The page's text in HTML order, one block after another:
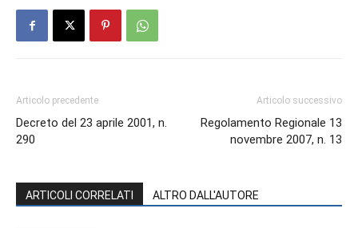
Articolo precedente
Decreto del 23 aprile 2001, n.
290
Articolo successivo
Regolamento Regionale 13
novembre 2007, n. 13
ARTICOLI CORRELATI ALTRO DALL'AUTORE